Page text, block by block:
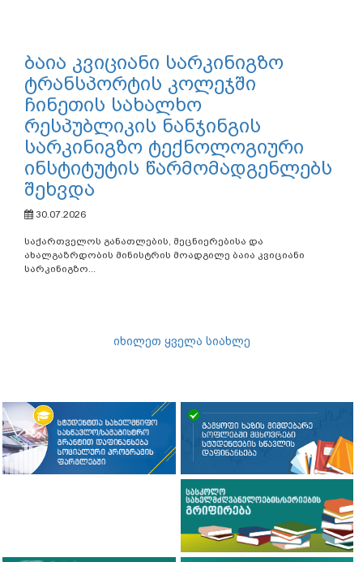
ბაია კვიციანი სარკინიგზო
ტრანსპორტის კოლეჯში
ჩინეთის სახალხო
რესპუბლიკის ნანჯინგის
სარკინიგზო ტექნოლოგიური
ინსტიტუტის წარმომადგენლებს
შეხვდა
30.07.2026
საქართველოს განათლების, მეცნიერებისა და
ახალგაზრდობის მინისტრის მოადგილე ბაია კვიციანი
სარკინიგზო...
იხილეთ ყველა სიახლე